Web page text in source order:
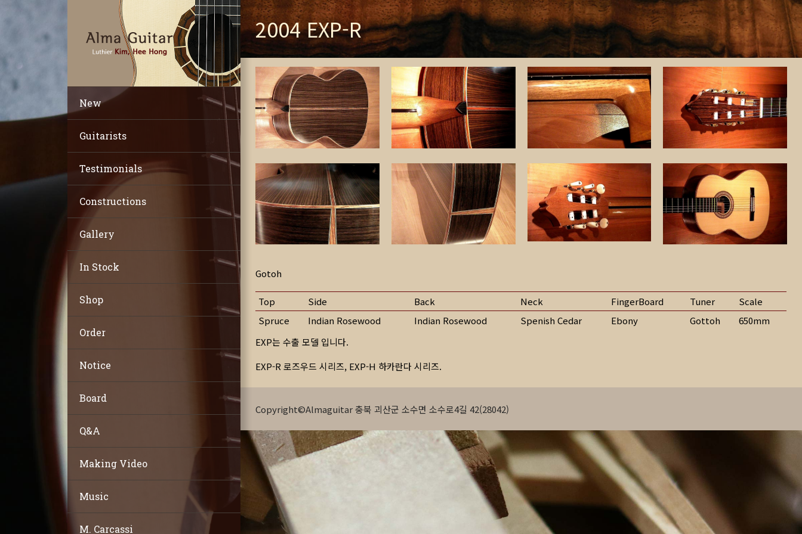
New
Guitarists
Testimonials
Constructions
Gallery
In Stock
Shop
Order
Notice
Board
Q&A
Making Video
Music
M. Carcassi
2004 EXP-R
Gotoh
Top Side Back Neck FingerBoard Tuner
Scale
Spruce
Indian Rosewood Indian Rosewood Spenish Cedar Ebony Gottoh
650mm
EXP는 수출 모델 입니다.
EXP-R 로즈우드 시리즈, EXP-H 하카란다 시리즈.
Copyright©Almaguitar 충북 괴산군 소수면 소수로4길 42(28042)